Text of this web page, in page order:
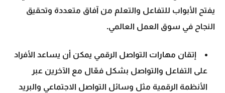
يفتح الأبواب للتفاعل والتعلم من آفاق متعددة وتحقيق
النجاح في سوق العمل العالمي.
إتقان مهارات التواصل الرقمي يمكن أن يساعد الأفراد
على التفاعل والتواصل بشكل فعّال مع الآخرين عبر
الأنظمة الرقمية مثل وسائل التواصل الاجتماعي والبريد